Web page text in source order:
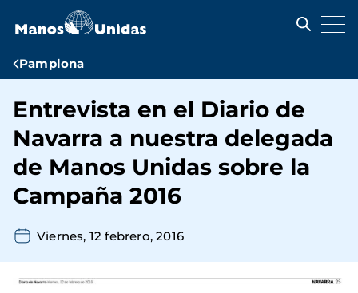
contenido
Ruta
navegación
Pamplona
Entrevista en el Diario de
Navarra a nuestra delegada
de Manos Unidas sobre la
Campaña 2016
Viernes, 12 febrero, 2016